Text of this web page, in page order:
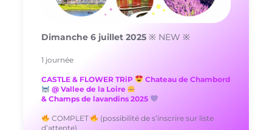
Dimanche 6 juillet 2025 ※ NEW ※
1 journée
CASTLE & FLOWER TRiP
Chateau de Chambord
@ Vallee de la Loire
& Champs de lavandins 2025
COMPLET
(possibilité de s’inscrire sur liste
d’attente)